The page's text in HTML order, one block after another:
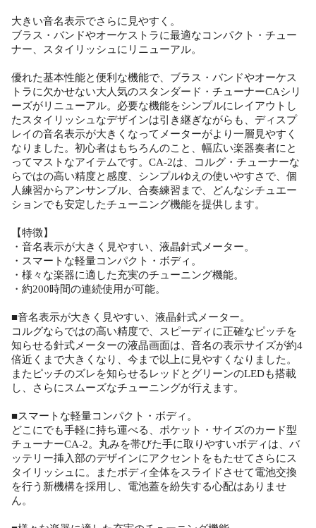
大きい音名表示でさらに見やすく。
ブラス・バンドやオーケストラに最適なコンパクト・チュー
ナー、スタイリッシュにリニューアル。
優れた基本性能と便利な機能で、ブラス・バンドやオーケス
トラに欠かせない大人気のスタンダード・チューナーCAシリ
ーズがリニューアル。必要な機能をシンプルにレイアウトし
たスタイリッシュなデザインは引き継ぎながらも、ディスプ
レイの音名表示が大きくなってメーターがより一層見やすく
なりました。初心者はもちろんのこと、幅広い楽器奏者にと
ってマストなアイテムです。CA-2は、コルグ・チューナーな
らではの高い精度と感度、シンプルゆえの使いやすさで、個
人練習からアンサンブル、合奏練習まで、どんなシチュエー
ションでも安定したチューニング機能を提供します。
【特徴】
・音名表示が大きく見やすい、液晶針式メーター。
・スマートな軽量コンパクト・ボディ。
・様々な楽器に適した充実のチューニング機能。
・約200時間の連続使用が可能。
■音名表示が大きく見やすい、液晶針式メーター。
コルグならではの高い精度で、スピーディに正確なピッチを
知らせる針式メーターの液晶画面は、音名の表示サイズが約4
倍近くまで大きくなり、今まで以上に見やすくなりました。
またピッチのズレを知らせるレッドとグリーンのLEDも搭載
し、さらにスムーズなチューニングが行えます。
■スマートな軽量コンパクト・ボディ。
どこにでも手軽に持ち運べる、ポケット・サイズのカード型
チューナーCA-2。丸みを帯びた手に取りやすいボディは、バ
ッテリー挿入部のデザインにアクセントをもたせてさらにス
タイリッシュに。またボディ全体をスライドさせて電池交換
を行う新機構を採用し、電池蓋を紛失する心配はありませ
ん。